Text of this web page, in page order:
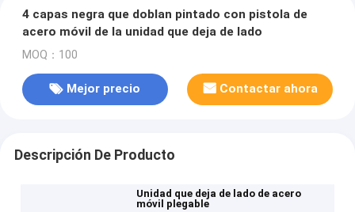
4 capas negra que doblan pintado con pistola de
acero móvil de la unidad que deja de lado
MOQ：100
Mejor precio Contactar ahora
Descripción De Producto
Unidad que deja de lado de acero
móvil plegable